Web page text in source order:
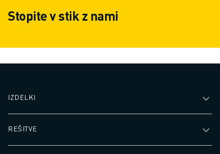
Stopite v stik z nami
IZDELKI
REŠITVE